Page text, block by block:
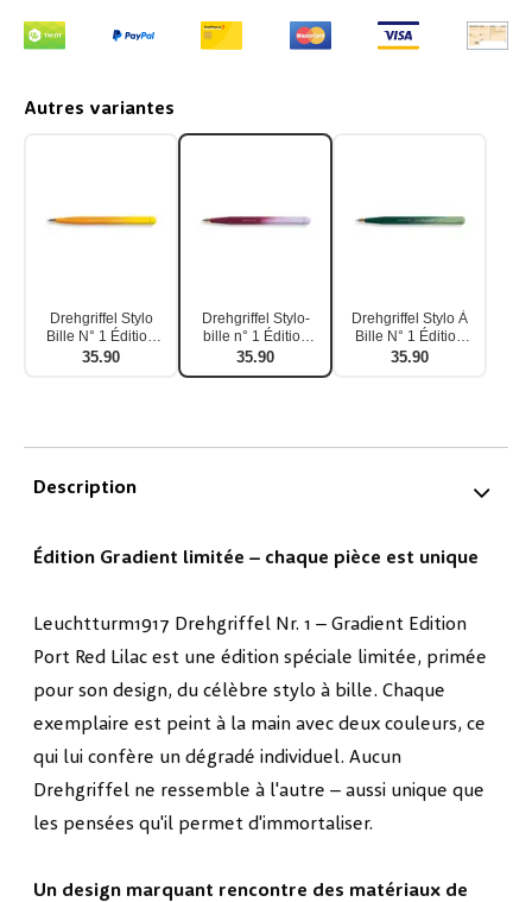
Autres variantes
Drehgriffel Stylo
Bille N° 1 Édition
Dégradée Soleil
35.90
Drehgriffel Stylo-
bille n° 1 Édition
Dégradé Port rouge
35.90
Drehgriffel Stylo À
Bille N° 1 Édition
Dégradée Vert
35.90
Description
Édition Gradient limitée – chaque pièce est unique
Leuchtturm1917 Drehgriffel Nr. 1 – Gradient Edition
Port Red Lilac est une édition spéciale limitée, primée
pour son design, du célèbre stylo à bille. Chaque
exemplaire est peint à la main avec deux couleurs, ce
qui lui confère un dégradé individuel. Aucun
Drehgriffel ne ressemble à l'autre – aussi unique que
les pensées qu'il permet d'immortaliser.
Un design marquant rencontre des matériaux de